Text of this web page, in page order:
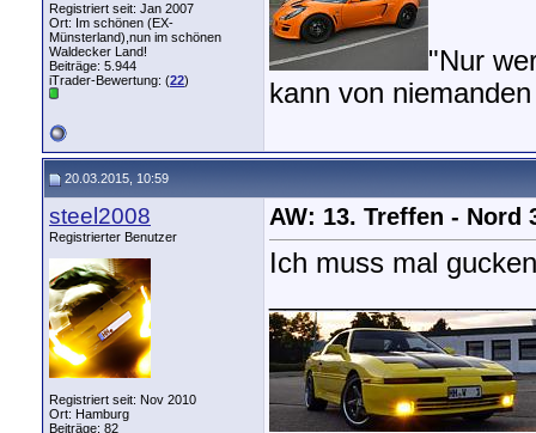
Registriert seit: Jan 2007
Ort: Im schönen (EX-
Münsterland),nun im schönen
Waldecker Land!
Beiträge: 5.944
iTrader-Bewertung: (22)
"Nur
kann von
20.03.2015, 10:59
steel2008
Registrierter Benutzer
Registriert seit: Nov 2010
Ort: Hamburg
Beiträge: 82
AW: 13. Treffen - Nord
Ich muss mal